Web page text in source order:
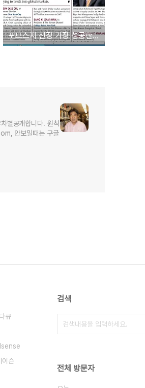
포브스지 선정 가장 성공한 재미동포 25인 : 아메리칸 드림을 이룬 25인의 재미동포
별공개합니다. 원칙
안보일때는 구글
큐
이슨
검색
전체 방문자